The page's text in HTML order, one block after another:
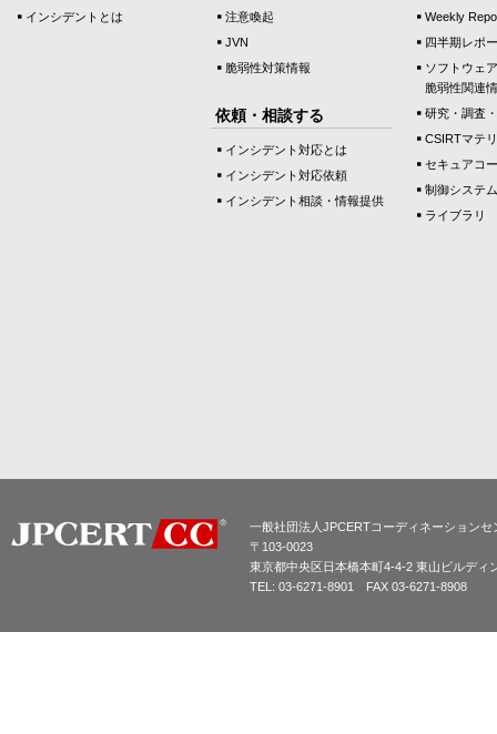
インシデントとは
注意喚起
JVN
脆弱性対策情報
依頼・相談する
インシデント対応とは
インシデント対応依頼
インシデント相談・情報提供
Weekly
四半期レポ
ソフトウェ
脆弱性関連
研究・調査
CSIRTマテ
セキュアコ
制御システ
ライブラリ
一般社団法人JPCERTコーディネーションセ
〒103-0023
東京都中央区日本橋本町4-4-2 東山ビルディ
TEL: 03-6271-8901 FAX 03-6271-8908